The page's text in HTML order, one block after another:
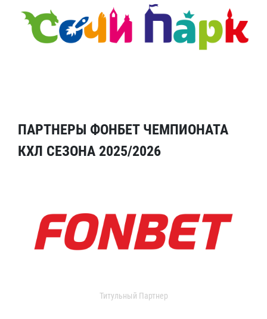
ПАРТНЕРЫ ФОНБЕТ ЧЕМПИОНАТА
КХЛ СЕЗОНА 2025/2026
Титульный Партнер